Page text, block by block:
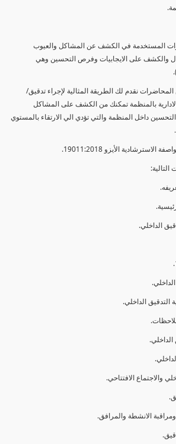
المستخدمة في الكشف عن المشاكل والعيوب
والكشف على الايجابيات وفرص التحسين وهي
نقدم لك الطريقة المثالية لإجراء تدقيق/
بالمنظمة تمكنك من الكشف على المشاكل
داخل المنظمة والتي تؤدي الي الارتقاء بالمستوي
الأيزو 19011:2018.